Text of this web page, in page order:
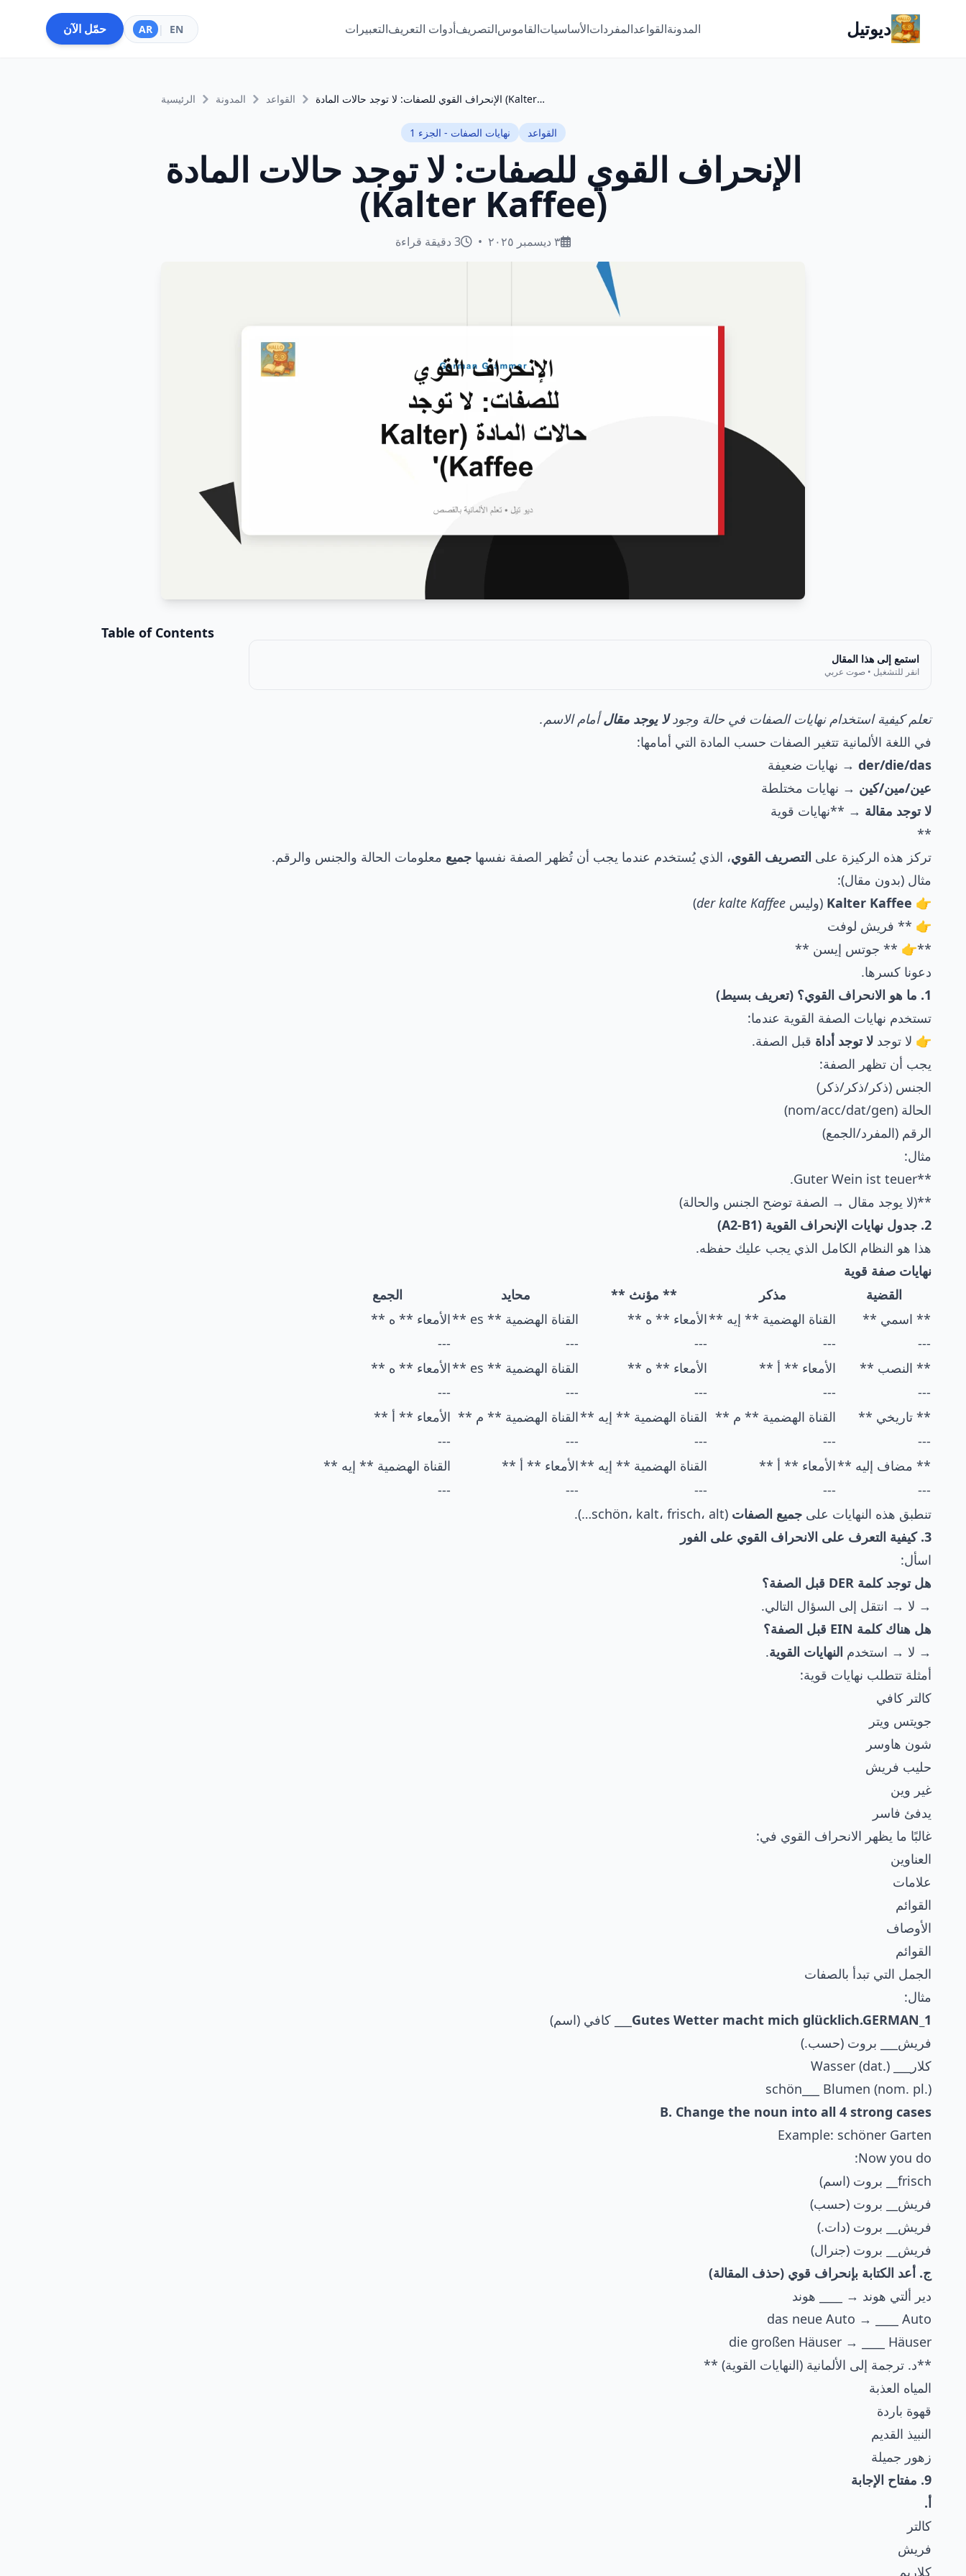
ديوتيل المدونةالقواعدالمفرداتالأساسياتالقاموسالتصريفأدوات التعريفالتعبيرات EN
|
AR حمّل الآن
الرئيسية المدونة القواعد الإنحراف القوي للصفات: لا توجد حالات المادة (Kalter Kaffee)
القواعد نهايات الصفات - الجزء 1
الإنحراف القوي للصفات: لا توجد حالات المادة
(Kalter Kaffee)
٣ ديسمبر ٢٠٢٥ • 3 دقيقة قراءة
استمع إلى هذا المقال
انقر للتشغيل • صوت عربي
تعلم كيفية استخدام نهايات الصفات في حالة وجود لا يوجد مقال أمام الاسم.
في اللغة الألمانية تتغير الصفات حسب المادة التي أمامها:
der/die/das → نهايات ضعيفة
عين/مين/كين → نهايات مختلطة
لا توجد مقالة → **نهايات قوية
**
تركز هذه الركيزة على التصريف القوي، الذي يُستخدم عندما يجب أن تُظهر الصفة نفسها جميع معلومات الحالة والجنس والرقم.
مثال (بدون مقال):
👉
Kalter Kaffee (وليس der kalte Kaffee
)
👉 ** فريش لوفت
**👉 ** جوتس إيسن **
دعونا كسرها.
1. ما هو الانحراف القوي؟ (تعريف بسيط)
تستخدم نهايات الصفة القوية عندما:
👉 لا توجد لا توجد أداة قبل الصفة.
يجب أن تظهر الصفة:
الجنس (ذكر/ذكر/ذكر)
الحالة (nom/acc/dat/gen)
الرقم (المفرد/الجمع)
مثال:
**Guter Wein ist teuer.
**(لا يوجد مقال → الصفة توضح الجنس والحالة)
2. جدول نهايات الإنحراف القوية (A2-B1)
هذا هو النظام الكامل الذي يجب عليك حفظه.
نهايات صفة قوية
القضية
مذكر ** مؤنث ** محايد
الجمع
** اسمي **
القناة الهضمية ** إيه **الأمعاء ** ه ** القناة الهضمية ** es **
الأمعاء ** ه **
---
---
---
---
---
** النصب **
الأمعاء ** أ ** الأمعاء ** ه ** القناة الهضمية ** es **
الأمعاء ** ه **
---
---
---
---
---
** تاريخي **
القناة الهضمية ** م ** القناة الهضمية ** إيه **القناة الهضمية ** م ** الأمعاء ** أ **
---
---
---
---
---
** مضاف إليه **الأمعاء ** أ ** القناة الهضمية ** إيه **الأمعاء ** أ **
القناة الهضمية ** إيه **
---
---
---
---
---
تنطبق هذه النهايات على جميع الصفات (schön، kalt، frisch، alt…).
3. كيفية التعرف على الانحراف القوي على الفور
اسأل:
هل توجد كلمة DER قبل الصفة؟
→ لا → انتقل إلى السؤال التالي.
هل هناك كلمة EIN قبل الصفة؟
→ لا → استخدم النهايات القوية.
أمثلة تتطلب نهايات قوية:
كالتر كافي
جويتس ويتر
شون هاوسر
حليب فريش
غير وين
يدفئ فاسر
غالبًا ما يظهر الانحراف القوي في:
العناوين
علامات
القوائم
الأوصاف
القوائم
الجمل التي تبدأ بالصفات
مثال:
Gutes Wetter macht mich glücklich.GERMAN_1
___ كافي (اسم)
فريش___ بروت (حسب.)
كلار___ Wasser (dat.)
schön___ Blumen (nom. pl.)
B. Change the noun into all 4 strong cases
Example: schöner Garten
Now you do:
frisch__ بروت (اسم)
فريش__ بروت (حسب)
فريش__ بروت (دات.)
فريش__ بروت (جنرال)
ج. أعد الكتابة بإنحراف قوي (حذف المقالة)
دير ألتي هوند → ____ هوند
das neue Auto → ____ Auto
die großen Häuser → ____ Häuser
**د. ترجمة إلى الألمانية (النهايات القوية) **
المياه العذبة
قهوة باردة
النبيذ القديم
زهور جميلة
9. مفتاح الإجابة
أ.
كالتر
فريش
كلاريم
Table of Contents